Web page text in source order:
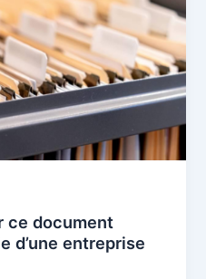
ce document
d’une entreprise